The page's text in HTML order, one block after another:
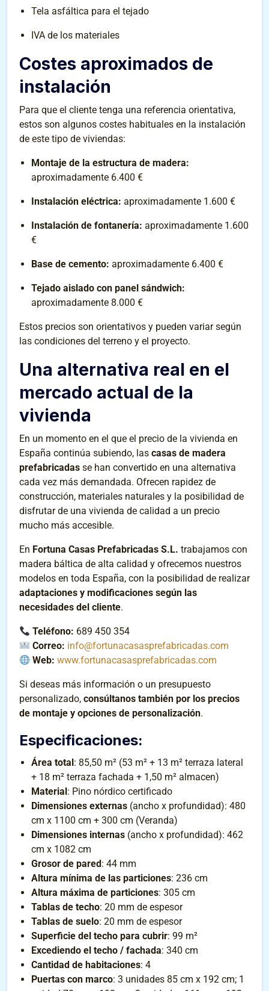
Tela asfáltica para el tejado
IVA de los materiales
Costes aproximados de
instalación
Para que el cliente tenga una referencia orientativa,
estos son algunos costes habituales en la instalación
de este tipo de viviendas:
Montaje de la estructura de madera:
aproximadamente 6.400 €
Instalación eléctrica: aproximadamente 1.600 €
Instalación de fontanería: aproximadamente 1.600
€
Base de cemento: aproximadamente 6.400 €
Tejado aislado con panel sándwich:
aproximadamente 8.000 €
Estos precios son orientativos y pueden variar según
las condiciones del terreno y el proyecto.
Una alternativa real en el
mercado actual de la
vivienda
En un momento en el que el precio de la vivienda en
España continúa subiendo, las casas de madera
prefabricadas se han convertido en una alternativa
cada vez más demandada. Ofrecen rapidez de
construcción, materiales naturales y la posibilidad de
disfrutar de una vivienda de calidad a un precio
mucho más accesible.
En Fortuna Casas Prefabricadas S.L. trabajamos con
madera báltica de alta calidad y ofrecemos nuestros
modelos en toda España, con la posibilidad de realizar
adaptaciones y modificaciones según las
necesidades del cliente.
Teléfono: 689 450 354
Correo: info@fortunacasasprefabricadas.com
Web: www.fortunacasasprefabricadas.com
Si deseas más información o un presupuesto
personalizado, consúltanos también por los precios
de montaje y opciones de personalización.
Especificaciones:
Área total : 85,50 m² (53 m² + 13 m² terraza lateral
+ 18 m² terraza fachada + 1,50 m² almacen)
Material : Pino nórdico certificado
Dimensiones externas (ancho x profundidad): 480
cm x 1100 cm + 300 cm (Veranda)
Dimensiones internas (ancho x profundidad): 462
cm x 1082 cm
Grosor de pared : 44 mm
Altura mínima de las particiones: 236 cm
Altura máxima de particiones: 305 cm
Tablas de techo: 20 mm de espesor
Tablas de suelo: 20 mm de espesor
Superficie del techo para cubrir: 99 m²
Excediendo el techo / fachada: 340 cm
Cantidad de habitaciones: 4
Puertas con marco: 3 unidades 85 cm x 192 cm; 1